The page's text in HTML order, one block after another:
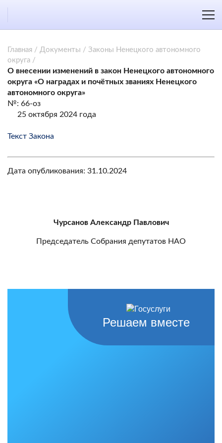
Главная / Документы / Законы Ненецкого автономного
округа /
О внесении изменений в закон Ненецкого автономного
округа «О наградах и почётных званиях Ненецкого
автономного округа»
№: 66-оз
25 октября 2024 года
Текст Закона
Дата опубликования: 31.10.2024
Чурсанов Александр Павлович
Председатель Собрания депутатов НАО
Решаем вместе